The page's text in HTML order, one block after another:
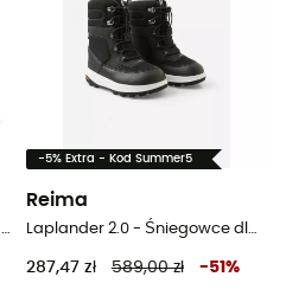
Youth Snowtrot Ease™ - Śniegowce dla dzieci
-5% Extra - Kod Summer5
Reima
Laplander 2.0 - Śniegowce dla dzieci
287,47 zł 589,00 zł -51 %